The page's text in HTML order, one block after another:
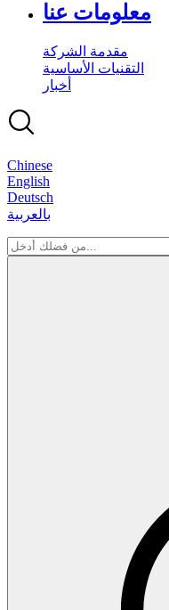
معلومات عنا
مقدمة الشركة
التقنيات الأساسية
أخبار
Chinese
English
Deutsch
بالعربية